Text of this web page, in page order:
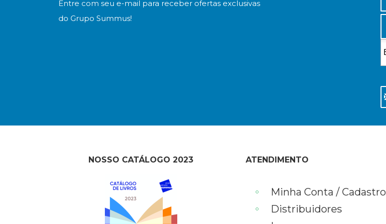
Entre com seu e-mail para receber ofertas exclusivas
do Grupo Summus!
NOSSO CATÁLOGO 2023 ATENDIMENTO
Minha Conta / Cadastro
Distribuidores